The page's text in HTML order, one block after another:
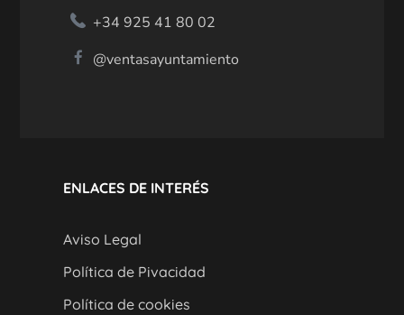
+34 925 41 80 02
@ventasayuntamiento
ENLACES DE INTERÉS
Aviso Legal
Política de Pivacidad
Política de cookies